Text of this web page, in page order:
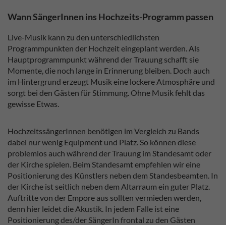
Wann SängerInnen ins Hochzeits-Programm passen
Live-Musik kann zu den unterschiedlichsten
Programmpunkten der Hochzeit eingeplant werden. Als
Hauptprogrammpunkt während der Trauung schafft sie
Momente, die noch lange in Erinnerung bleiben. Doch auch
im Hintergrund erzeugt Musik eine lockere Atmosphäre und
sorgt bei den Gästen für Stimmung. Ohne Musik fehlt das
gewisse Etwas.
HochzeitssängerInnen benötigen im Vergleich zu Bands
dabei nur wenig Equipment und Platz. So können diese
problemlos auch während der Trauung im Standesamt oder
der Kirche spielen. Beim Standesamt empfehlen wir eine
Positionierung des Künstlers neben dem Standesbeamten. In
der Kirche ist seitlich neben dem Altarraum ein guter Platz.
Auftritte von der Empore aus sollten vermieden werden,
denn hier leidet die Akustik. In jedem Falle ist eine
Positionierung des/der SängerIn frontal zu den Gästen